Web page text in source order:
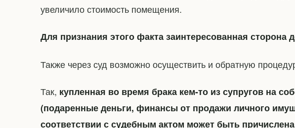
увеличило стоимость помещения.
Для признания этого факта заинтересованная сторона
Также через суд возможно осуществить и обратную
Так, купленная во время брака кем-то из супругов на
(подаренные деньги, финансы от продажи личного
соответствии с судебным актом может быть